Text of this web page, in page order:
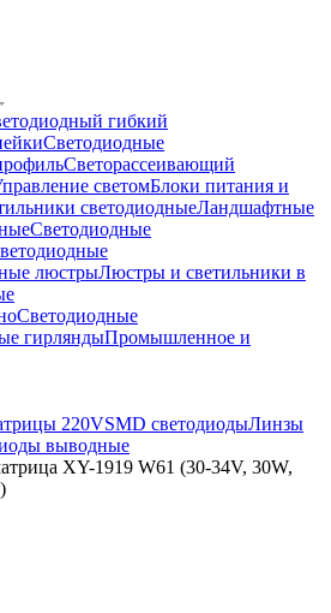
гибкий
Светодиодные
Светорассеивающий
светомБлоки питания и
светодиодныеЛандшафтные
Светодиодные
люстрыЛюстры и светильники в
Светодиодные
гирляндыПромышленное и
220VSMD светодиодыЛинзы
выводные
XY-1919 W61 (30-34V, 30W,